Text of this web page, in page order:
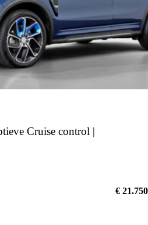
Cruise control |
€ 21.750